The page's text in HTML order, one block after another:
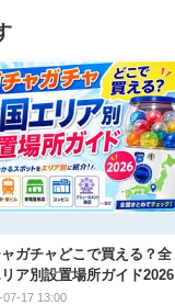
ガチャどこで買える？全
ア別設置場所ガイド2026
07-17 13:00